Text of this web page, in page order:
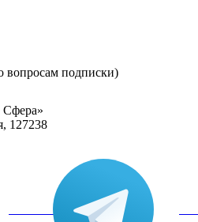
вопросам подписки)
Сфера»
127238
вКонтакте